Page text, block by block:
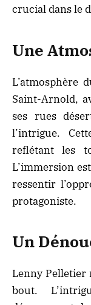
crucial dans le
Une
Saint-Arnold,
ses rues
l’intrigue.
reflétant les
L’immersion
ressentir
protagoniste.
Un
Lenny Pelletier
bout.